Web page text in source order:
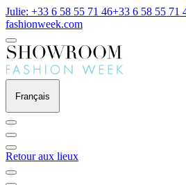
Julie: +33 6 58 55 71 46+33 6 58 55 71
fashionweek.com
Français
Retour aux lieux